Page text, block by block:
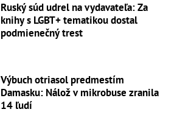
Ruský súd udrel na vydavateľa: Za
knihy s LGBT+ tematikou dostal
podmienečný trest
Výbuch otriasol predmestím
Damasku: Nálož v mikrobuse zranila
14 ľudí